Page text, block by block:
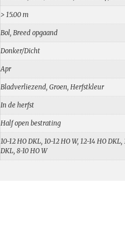
> 15.00 m
Bol, Breed opgaand
Donker/Dicht
Apr
Bladverliezend, Groen, Herfstkleur
In de herfst
Half open bestrating
10-12 HO DKL, 10-12 HO W, 12-14 HO
DKL, 8-10 HO W